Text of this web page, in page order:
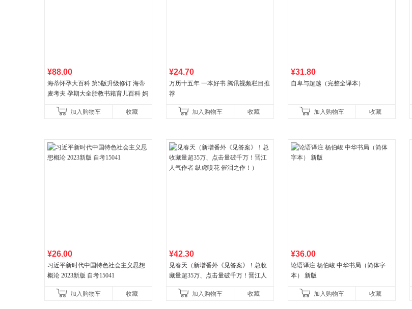
¥88.00
海蒂怀孕大百科 第5版升级修订 海蒂
麦考夫 孕期大全胎教书籍育儿百科 妈
健养生百科读物当
加入购物车 收藏
¥24.70
万历十五年 一本好书 腾讯视频栏目推
荐
加入购物车 收藏
¥31.80
自卑与超越（完整全译本）
加入购物车 收藏
¥26.00
习近平新时代中国特色社会主义思想
概论 2023新版 自考15041
加入购物车 收藏
¥42.30
见春天（新增番外《见答案》！总收
藏量超35万、点击量破千万！晋江人
加入购物车
收藏
¥36.00
论语译注 杨伯峻 中华书局（简体字
本） 新版
加入购物车 收藏